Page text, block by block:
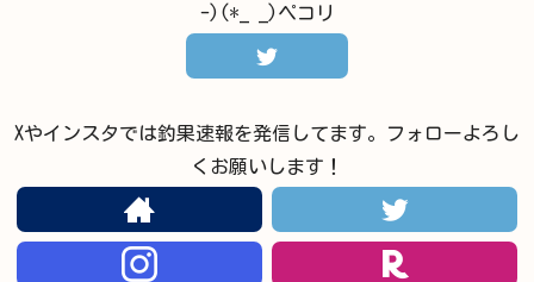
-)(*_ _)ペコリ
Xやインスタでは釣果速報を発信してます。フォローよろし
くお願いします！